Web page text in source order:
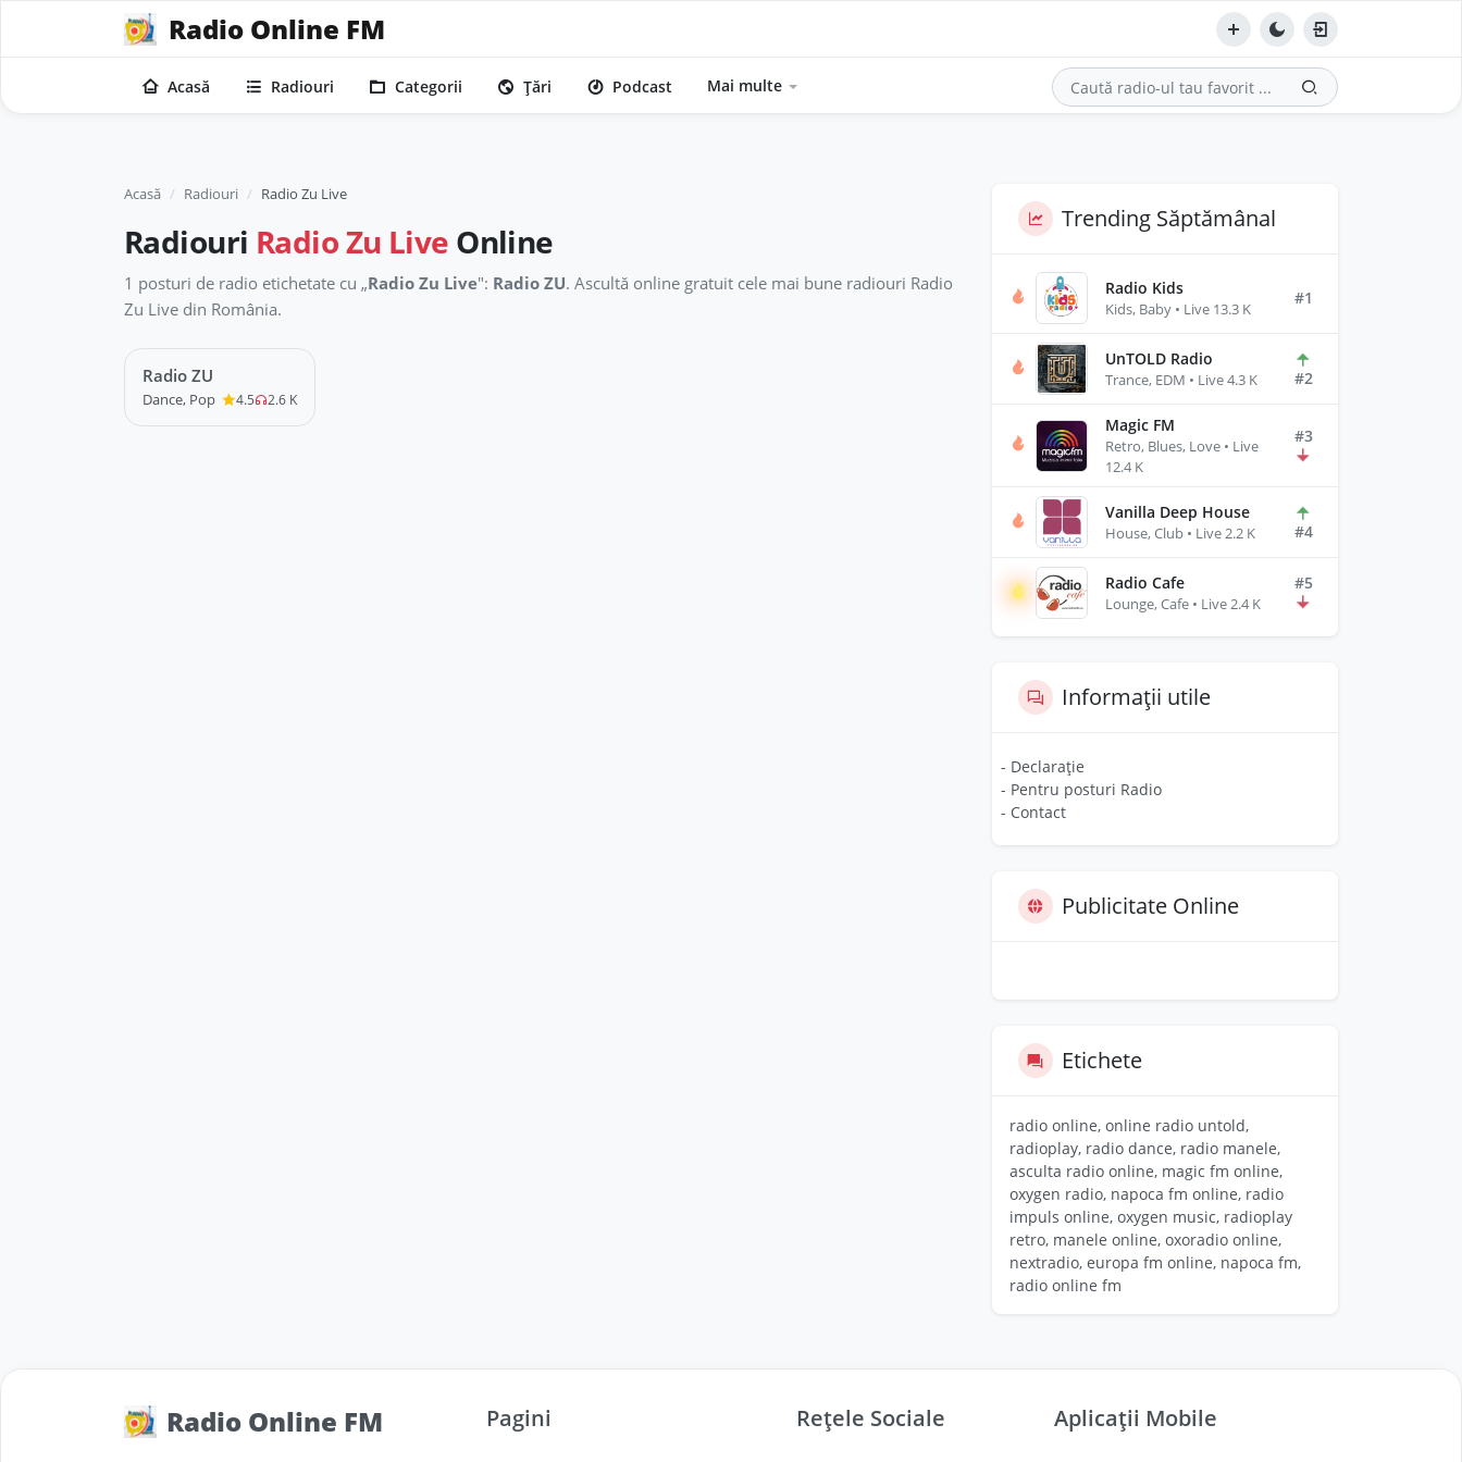
Radio Online FM
Acasă Radiouri Categorii Țări Podcast Mai multe
Acasă Radiouri Radio Zu Live
Radiouri Radio Zu Live Online
1 posturi de radio etichetate cu „Radio Zu Live": Radio ZU. Ascultă online gratuit cele mai bune radiouri Radio
Zu Live din România.
LIVE
Radio ZU
Dance, Pop 4.5 2.6 K
Trending Săptămânal
Radio Kids
Kids, Baby • Live 13.3 K
#1
UnTOLD Radio
Trance, EDM • Live 4.3 K #2
Magic FM
Retro, Blues, Love • Live
12.4 K
#3
Vanilla Deep House
House, Club • Live 2.2 K #4
Radio Cafe
Lounge, Cafe • Live 2.4 K
#5
Informații utile
- Declarație
- Pentru posturi Radio
- Contact
Publicitate Online
Etichete
radio online, online radio untold,
radioplay, radio dance, radio manele,
asculta radio online, magic fm online,
oxygen radio, napoca fm online, radio
impuls online, oxygen music, radioplay
retro, manele online, oxoradio online,
nextradio, europa fm online, napoca fm,
radio online fm
Radio Online FM Pagini Rețele Sociale Aplicații Mobile